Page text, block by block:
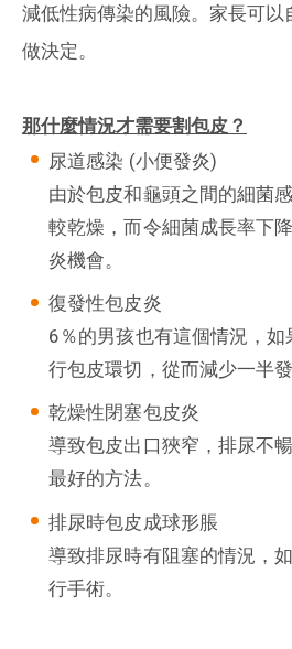
減低性病傳染的風險。家長可
做決定。
那什麼情況才需要割包皮？
尿道感染 (小便發炎)
由於包皮和龜頭之間的細菌
較乾燥，而令細菌成長率下
炎機會。
復發性包皮炎
6％的男孩也有這個情況，
行包皮環切，從而減少一半
乾燥性閉塞包皮炎
導致包皮出口狹窄，排尿不
最好的方法。
排尿時包皮成球形脹
導致排尿時有阻塞的情況，
行手術。